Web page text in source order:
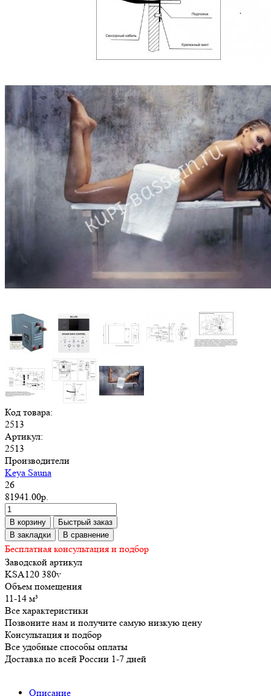
Код товара:
2513
Артикул:
2513
Производители
Keya Sauna
26
81941.00р.
В корзину
Быстрый заказ
В закладки
В сравнение
Бесплатная консультация и подбор
Заводской артикул
KSА120 380v
Объем помещения
11-14 м³
Все характеристики
Позвоните нам и получите самую низкую цену
Консультация и подбор
Все удобные способы оплаты
Доставка по всей России 1-7 дней
Описание